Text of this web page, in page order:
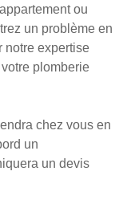
ou
un problème en
notre expertise
plomberie
chez vous en
un
un devis